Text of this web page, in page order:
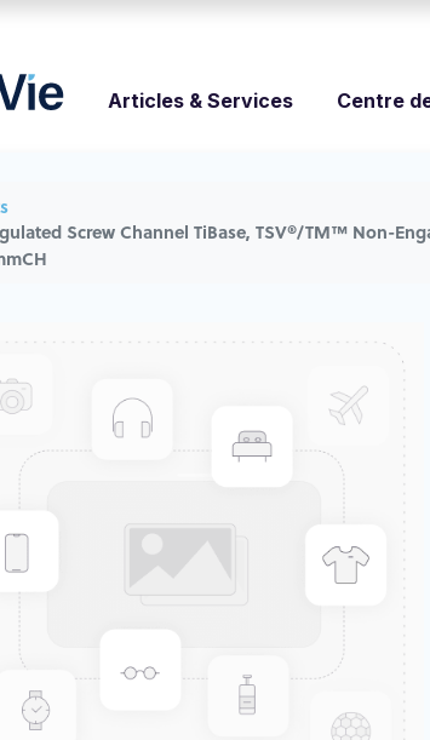
Articles & Services Centre
Screw Channel TiBase, TSV®/TM™ Non-